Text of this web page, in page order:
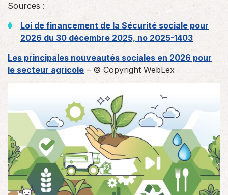
Sources :
Loi de financement de la Sécurité sociale pour
2026 du 30 décembre 2025, no 2025-1403
Les principales nouveautés sociales en 2026 pour
le secteur agricole – © Copyright WebLex